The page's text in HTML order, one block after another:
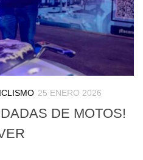
25 ENERO 2026
DE MOTOS!